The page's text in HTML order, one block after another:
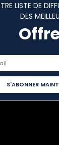
LISTE DE
DES